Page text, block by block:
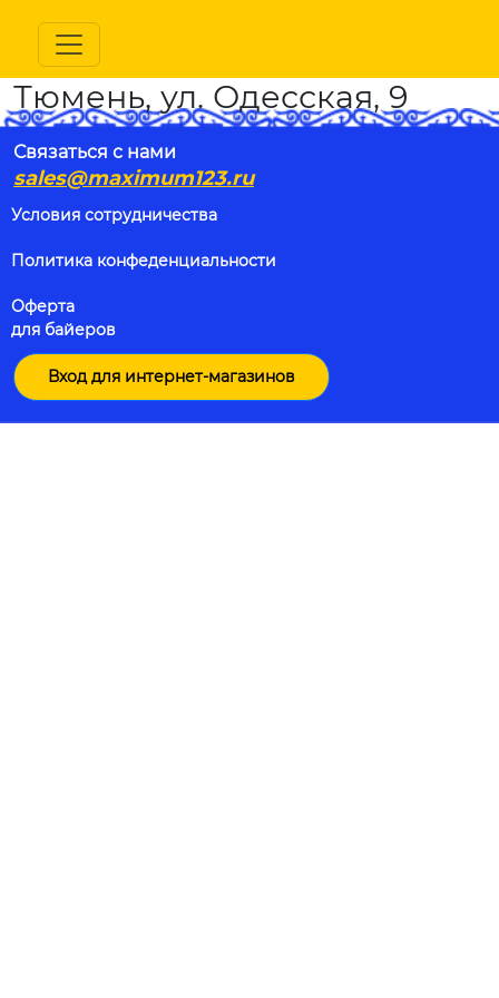
Тюмень, ул. Одесская, 9
Связаться с нами
sales@maximum123.ru
Условия сотрудничества
Политика конфеденциальности
Оферта
для байеров
Вход для интернет-магазинов